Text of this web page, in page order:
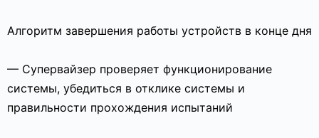
Алгоритм завершения работы устройств в конце дня
— Супервайзер проверяет функционирование
системы, убедиться в отклике системы и
правильности прохождения испытаний